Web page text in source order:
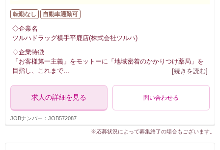
転勤なし 自動車通勤可
◇企業名
ツルハドラッグ横手平鹿店(株式会社ツルハ)
◇企業特徴
「お客様第一主義」をモットーに「地域密着のかかりつけ薬局」を
目指し、これまで... [続きを読む]
求人の詳細を見る 問い合わせる
JOBナンバー：JOB572087
※応募状況によって募集終了の場合もございます。